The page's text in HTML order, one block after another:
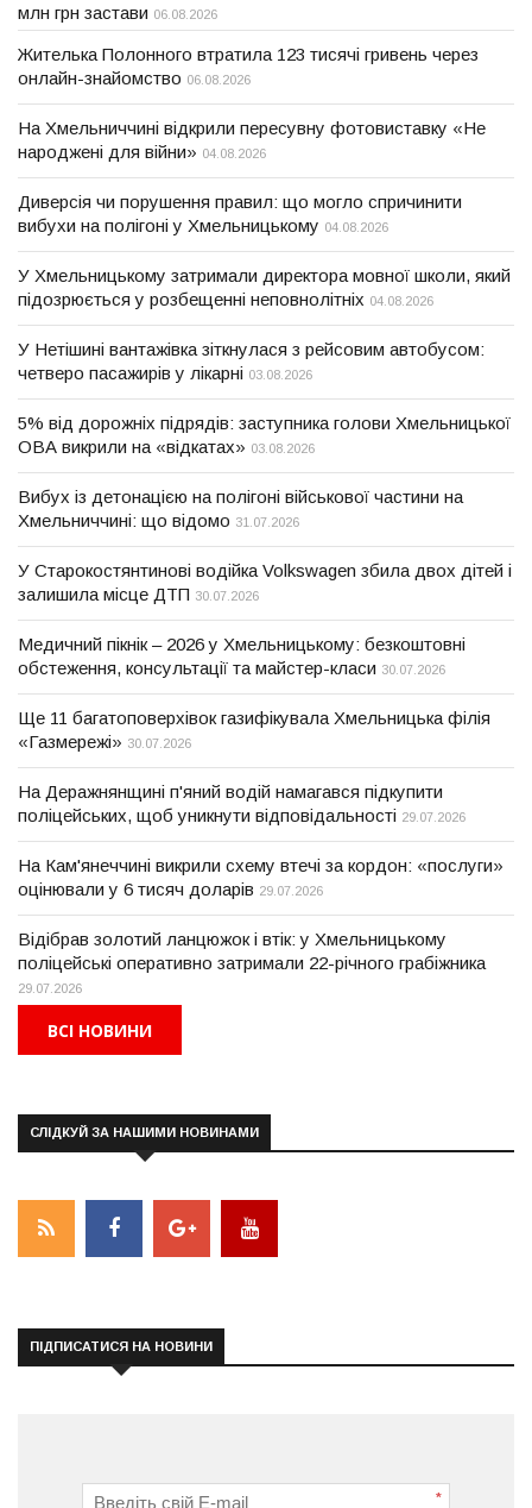
млн грн застави 06.08.2026
Жителька Полонного втратила 123 тисячі гривень через
онлайн-знайомство 06.08.2026
На Хмельниччині відкрили пересувну фотовиставку «Не
народжені для війни» 04.08.2026
Диверсія чи порушення правил: що могло спричинити
вибухи на полігоні у Хмельницькому 04.08.2026
У Хмельницькому затримали директора мовної школи, який
підозрюється у розбещенні неповнолітніх 04.08.2026
У Нетішині вантажівка зіткнулася з рейсовим автобусом:
четверо пасажирів у лікарні 03.08.2026
5% від дорожніх підрядів: заступника голови Хмельницької
ОВА викрили на «відкатах» 03.08.2026
Вибух із детонацією на полігоні військової частини на
Хмельниччині: що відомо 31.07.2026
У Старокостянтинові водійка Volkswagen збила двох дітей і
залишила місце ДТП 30.07.2026
Медичний пікнік – 2026 у Хмельницькому: безкоштовні
обстеження, консультації та майстер-класи 30.07.2026
Ще 11 багатоповерхівок газифікувала Хмельницька філія
«Газмережі» 30.07.2026
На Деражнянщині п'яний водій намагався підкупити
поліцейських, щоб уникнути відповідальності 29.07.2026
На Кам'янеччині викрили схему втечі за кордон: «послуги»
оцінювали у 6 тисяч доларів 29.07.2026
Відібрав золотий ланцюжок і втік: у Хмельницькому
поліцейські оперативно затримали 22-річного грабіжника
29.07.2026
ВСІ НОВИНИ
СЛІДКУЙ ЗА НАШИМИ НОВИНАМИ
ПІДПИСАТИСЯ НА НОВИНИ
*